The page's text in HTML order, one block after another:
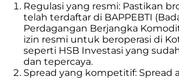
Regulasi yang resmi: Pastikan
telah terdaftar di BAPPEBTI
Perdagangan Berjangka
izin resmi untuk beroperasi di
seperti HSB Investasi yang
dan tepercaya.
Spread yang kompetitif: Spread